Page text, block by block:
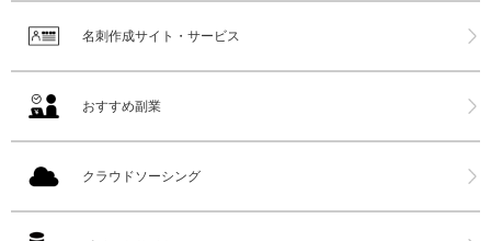
名刺作成サイト・サービス
おすすめ副業
クラウドソーシング